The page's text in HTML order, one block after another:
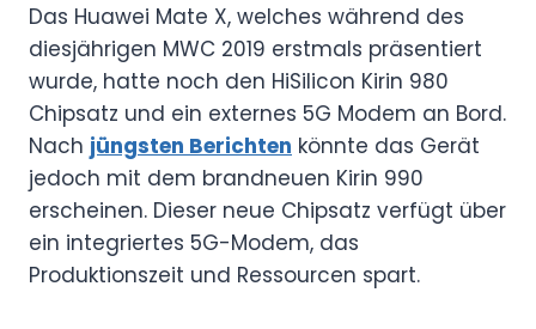
Das Huawei Mate X, welches während des
diesjährigen MWC 2019 erstmals präsentiert
wurde, hatte noch den HiSilicon Kirin 980
Chipsatz und ein externes 5G Modem an Bord.
Nach jüngsten Berichten könnte das Gerät
jedoch mit dem brandneuen Kirin 990
erscheinen. Dieser neue Chipsatz verfügt über
ein integriertes 5G-Modem, das
Produktionszeit und Ressourcen spart.